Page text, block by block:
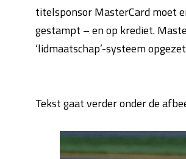
titelsponsor MasterCard moet
gestampt – en op krediet.
‘lidmaatschap’-systeem
Tekst gaat verder onder de